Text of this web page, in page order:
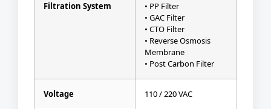
Filtration System
• PP Filter
• GAC Filter
• CTO Filter
• Reverse Osmosis
Membrane
• Post Carbon Filter
Voltage 110 / 220 VAC